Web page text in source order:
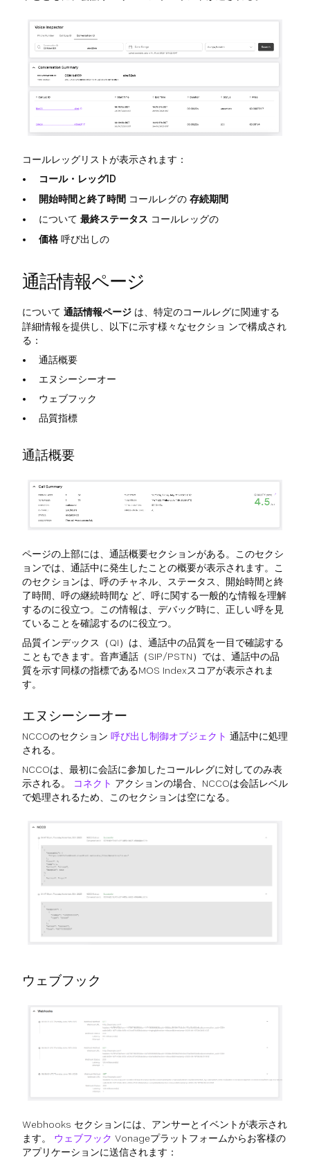
コールレッグリストが表示されます：
コール・レッグID
開始時間と終了時間 コールレグの 存続期間
について 最終ステータス コールレッグの
価格 呼び出しの
通話情報ページ
について 通話情報ページ は、特定のコールレグに関連する
詳細情報を提供し、以下に示す様々なセクショ ンで構成され
る：
通話概要
エヌシーシーオー
ウェブフック
品質指標
通話概要
ページの上部には、通話概要セクションがある。このセクシ
ョンでは、通話中に発生したことの概要が表示されます。こ
のセクションは、呼のチャネル、ステータス、開始時間と終
了時間、呼の継続時間な ど、呼に関する一般的な情報を理解
するのに役立つ。この情報は、デバッグ時に、正しい呼を見
ていることを確認するのに役立つ。
品質インデックス（QI）は、通話中の品質を一目で確認する
こともできます。音声通話（SIP/PSTN）では、通話中の品
質を示す同様の指標であるMOS Indexスコアが表示されま
す。
エヌシーシーオー
NCCOのセクション 呼び出し制御オブジェクト 通話中に処理
される。
NCCOは、最初に会話に参加したコールレグに対してのみ表
示される。
コネクト アクションの場合、NCCOは会話レベル
で処理されるため、このセクションは空になる。
ウェブフック
Webhooks セクションには、アンサーとイベントが表示され
ます。 ウェブフック Vonageプラットフォームからお客様の
アプリケーションに送信されます：